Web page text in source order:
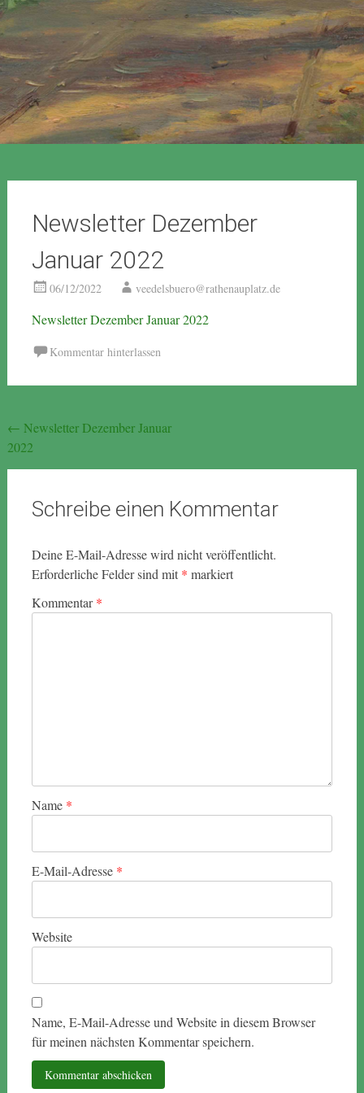
Newsletter Dezember
Januar 2022
06/12/2022 veedelsbuero@rathenauplatz.de
Newsletter Dezember Januar 2022
Kommentar hinterlassen
Beitragsnavigation
← Newsletter Dezember Januar
2022
Schreibe einen Kommentar
Deine E-Mail-Adresse wird nicht veröffentlicht.
Erforderliche Felder sind mit * markiert
Kommentar*
Name *
E-Mail-Adresse *
Website
Name, E-Mail-Adresse und Website in diesem Browser
für meinen nächsten Kommentar speichern.